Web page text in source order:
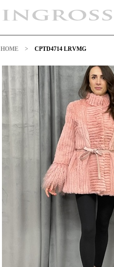
HOME > CPTD4714 LRVMG